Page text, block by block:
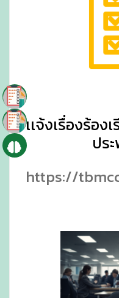
เเจ้งเรื่องร้อง
ปร
https://